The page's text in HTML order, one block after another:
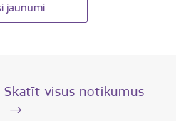
jaunumi
Skatīt visus notikumus